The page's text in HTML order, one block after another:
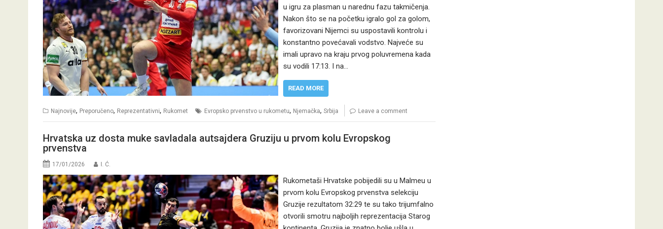
u igru za plasman u narednu fazu takmičenja.
Nakon što se na početku igralo gol za golom,
favorizovani Nijemci su uspostavili kontrolu i
konstantno povećavali vodstvo. Najveće su
imali upravo na kraju prvog poluvremena kada
su vodili 17:13. I na…
READ MORE
Najnovije, Preporučeno, Reprezentativni, Rukomet Evropsko prvenstvo u rukometu, Njemačka, Srbija Leave a comment
Hrvatska uz dosta muke savladala autsajdera Gruziju u prvom kolu Evropskog
prvenstva
17/01/2026 I. Ć.
Rukometaši Hrvatske pobijedili su u Malmeu u
prvom kolu Evropskog prvenstva selekciju
Gruzije rezultatom 32:29 te su tako trijumfalno
otvorili smotru najboljih reprezentacija Starog